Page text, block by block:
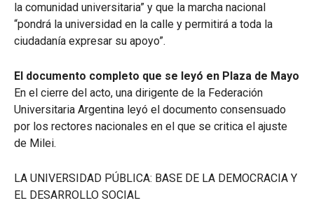
la comunidad universitaria” y que la marcha nacional
“pondrá la universidad en la calle y permitirá a toda la
ciudadanía expresar su apoyo”.
El documento completo que se leyó en Plaza de Mayo
En el cierre del acto, una dirigente de la Federación
Universitaria Argentina leyó el documento consensuado
por los rectores nacionales en el que se critica el ajuste
de Milei.
LA UNIVERSIDAD PÚBLICA: BASE DE LA DEMOCRACIA Y
EL DESARROLLO SOCIAL